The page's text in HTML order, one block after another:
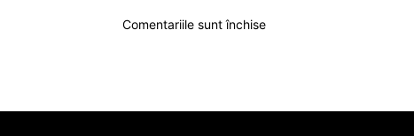
Comentariile sunt închise